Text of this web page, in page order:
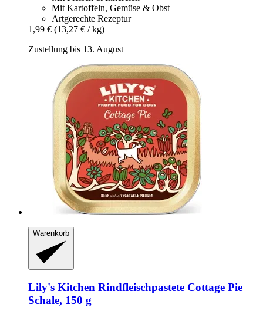
Mit Kartoffeln, Gemüse & Obst
Artgerechte Rezeptur
1,99 € (13,27 € / kg)
Zustellung bis 13. August
Warenkorb
Lily's Kitchen Rindfleischpastete Cottage Pie
Schale, 150 g